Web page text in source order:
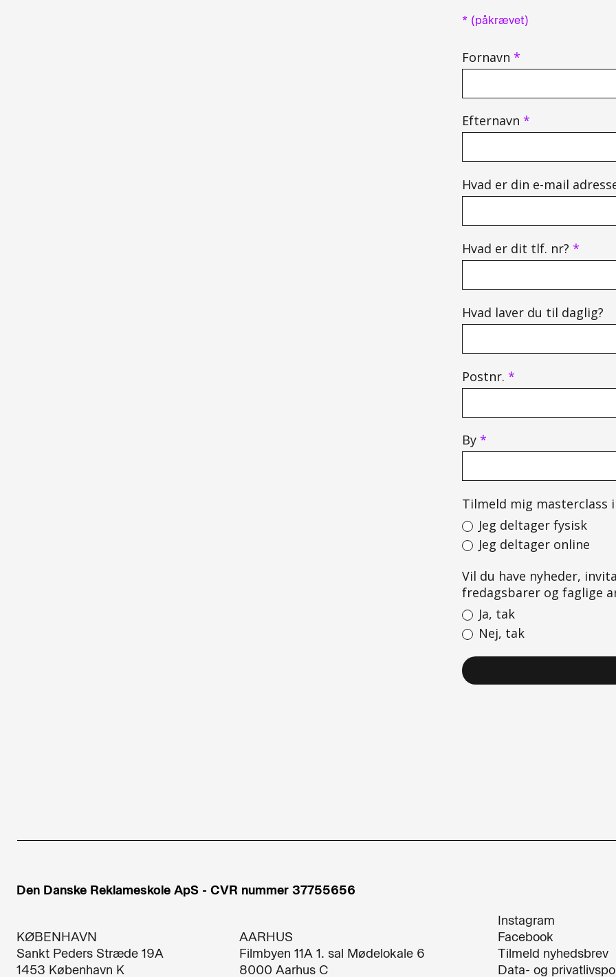
* (påkrævet)
Fornavn *
Efternavn *
Hvad er din e-mail
Hvad er dit tlf. nr? *
Hvad laver du til daglig?
Postnr. *
By *
Tilmeld mig masterclass
Jeg deltager fysisk
Jeg deltager online
Vil du have nyheder,
fredagsbarer og faglige
Ja, tak
Nej, tak
Den Danske Reklameskole ApS - CVR nummer 37755656
KØBENHAVN
Sankt Peders Stræde 19A​
1453 København K​
AARHUS
Filmbyen 11A 1. sal Mødelokale 6
8000 Aarhus C
Instagram
Facebook
Tilmeld nyhedsbrev
Data- og